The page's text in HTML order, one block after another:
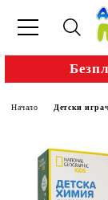
Начало Детски